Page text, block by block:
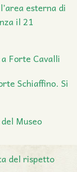
esterna di
il 21
Forte Cavalli
Schiaffino. Si
Museo
del rispetto